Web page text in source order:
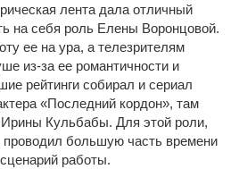
лента дала отличный
на себя роль Елены Воронцовой.
ее на ура, а телезрителям
из-за ее романтичности и
рейтинги собирал и сериал
«Последний кордон», там
Кульбабы. Для этой роли,
проводил большую часть времени
работы.